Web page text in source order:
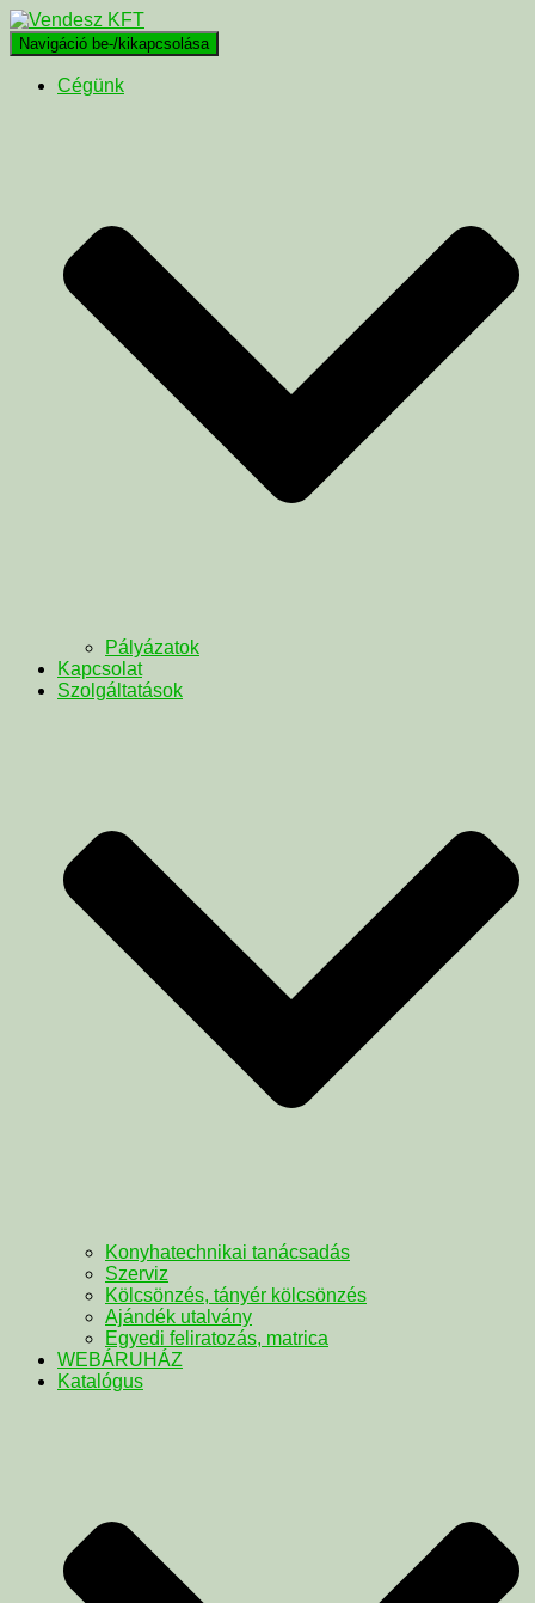
Navigáció be-/kikapcsolása
Cégünk
Pályázatok
Kapcsolat
Szolgáltatások
Konyhatechnikai tanácsadás
Szerviz
Kölcsönzés, tányér kölcsönzés
Ajándék utalvány
Egyedi feliratozás, matrica
WEBÁRUHÁZ
Katalógus